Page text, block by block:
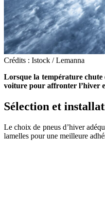
Crédits : Istock / Lemanna
Lorsque la température chute
voiture pour affronter l’hiver
Sélection et
Le choix de pneus d’hiver
lamelles pour une meilleure